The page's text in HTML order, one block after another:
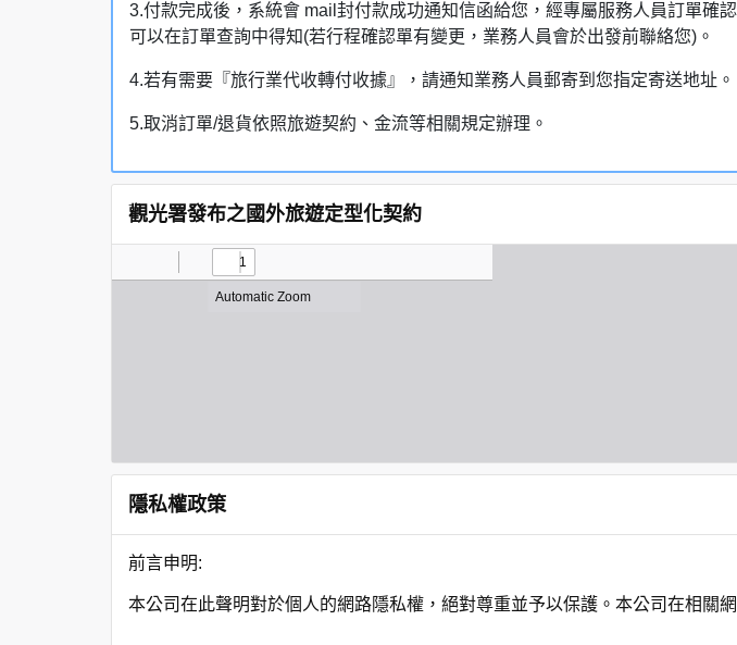
3.付款完成後，系統會 mail封付款成功通知信函給您，經專屬服務人員訂單確
可以在訂單查詢中得知(若行程確認單有變更，業務人員會於出發前聯絡您)。
4.若有需要『旅行業代收轉付收據』，請通知業務人員郵寄到您指定寄送地址。
5.取消訂單/退貨依照旅遊契約、金流等相關規定辦理。
觀光署發布之國外旅遊定型化契約
隱私權政策
前言申明:
本公司在此聲明對於個人的網路隱私權，絕對尊重並予以保護。本公司在相關